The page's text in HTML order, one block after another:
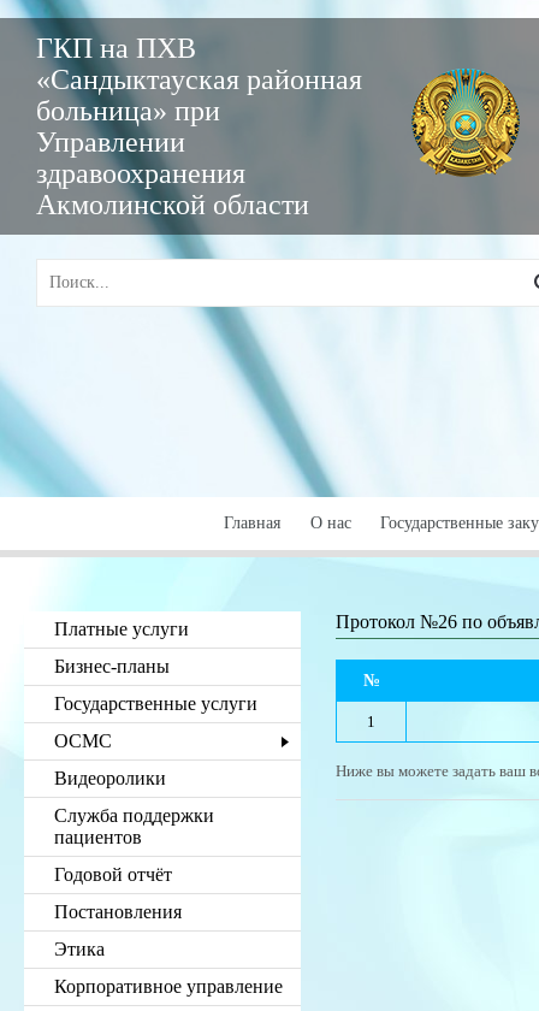
ГКП на ПХВ
«Сандыктауская районная
больница» при
Управлении
здравоохранения
Акмолинской области
Главная О нас Государственные
Платные услуги
Бизнес-планы
Государственные услуги
ОСМС
Видеоролики
Служба поддержки
пациентов
Годовой отчёт
Постановления
Этика
Корпоративное управление
Протокол №26 по
№
1
Ниже вы можете задать ваш